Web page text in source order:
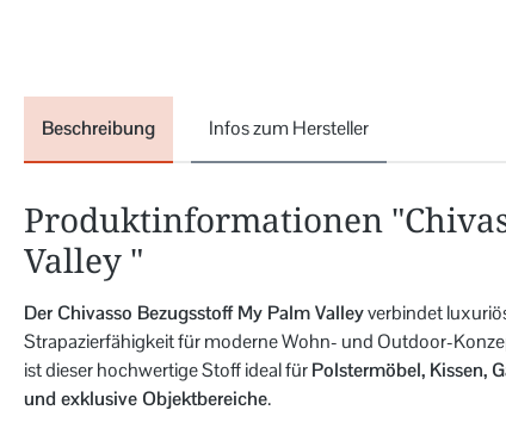
Beschreibung Infos zum Hersteller
Produktinformationen
Valley "
Der Chivasso Bezugsstoff My Palm Valleyverbindet
Strapazierfähigkeit für moderne Wohn- und Outdoor-
ist dieser hochwertige Stoff ideal fürPolstermöbel, Kissen,
und exklusive Objektbereiche.